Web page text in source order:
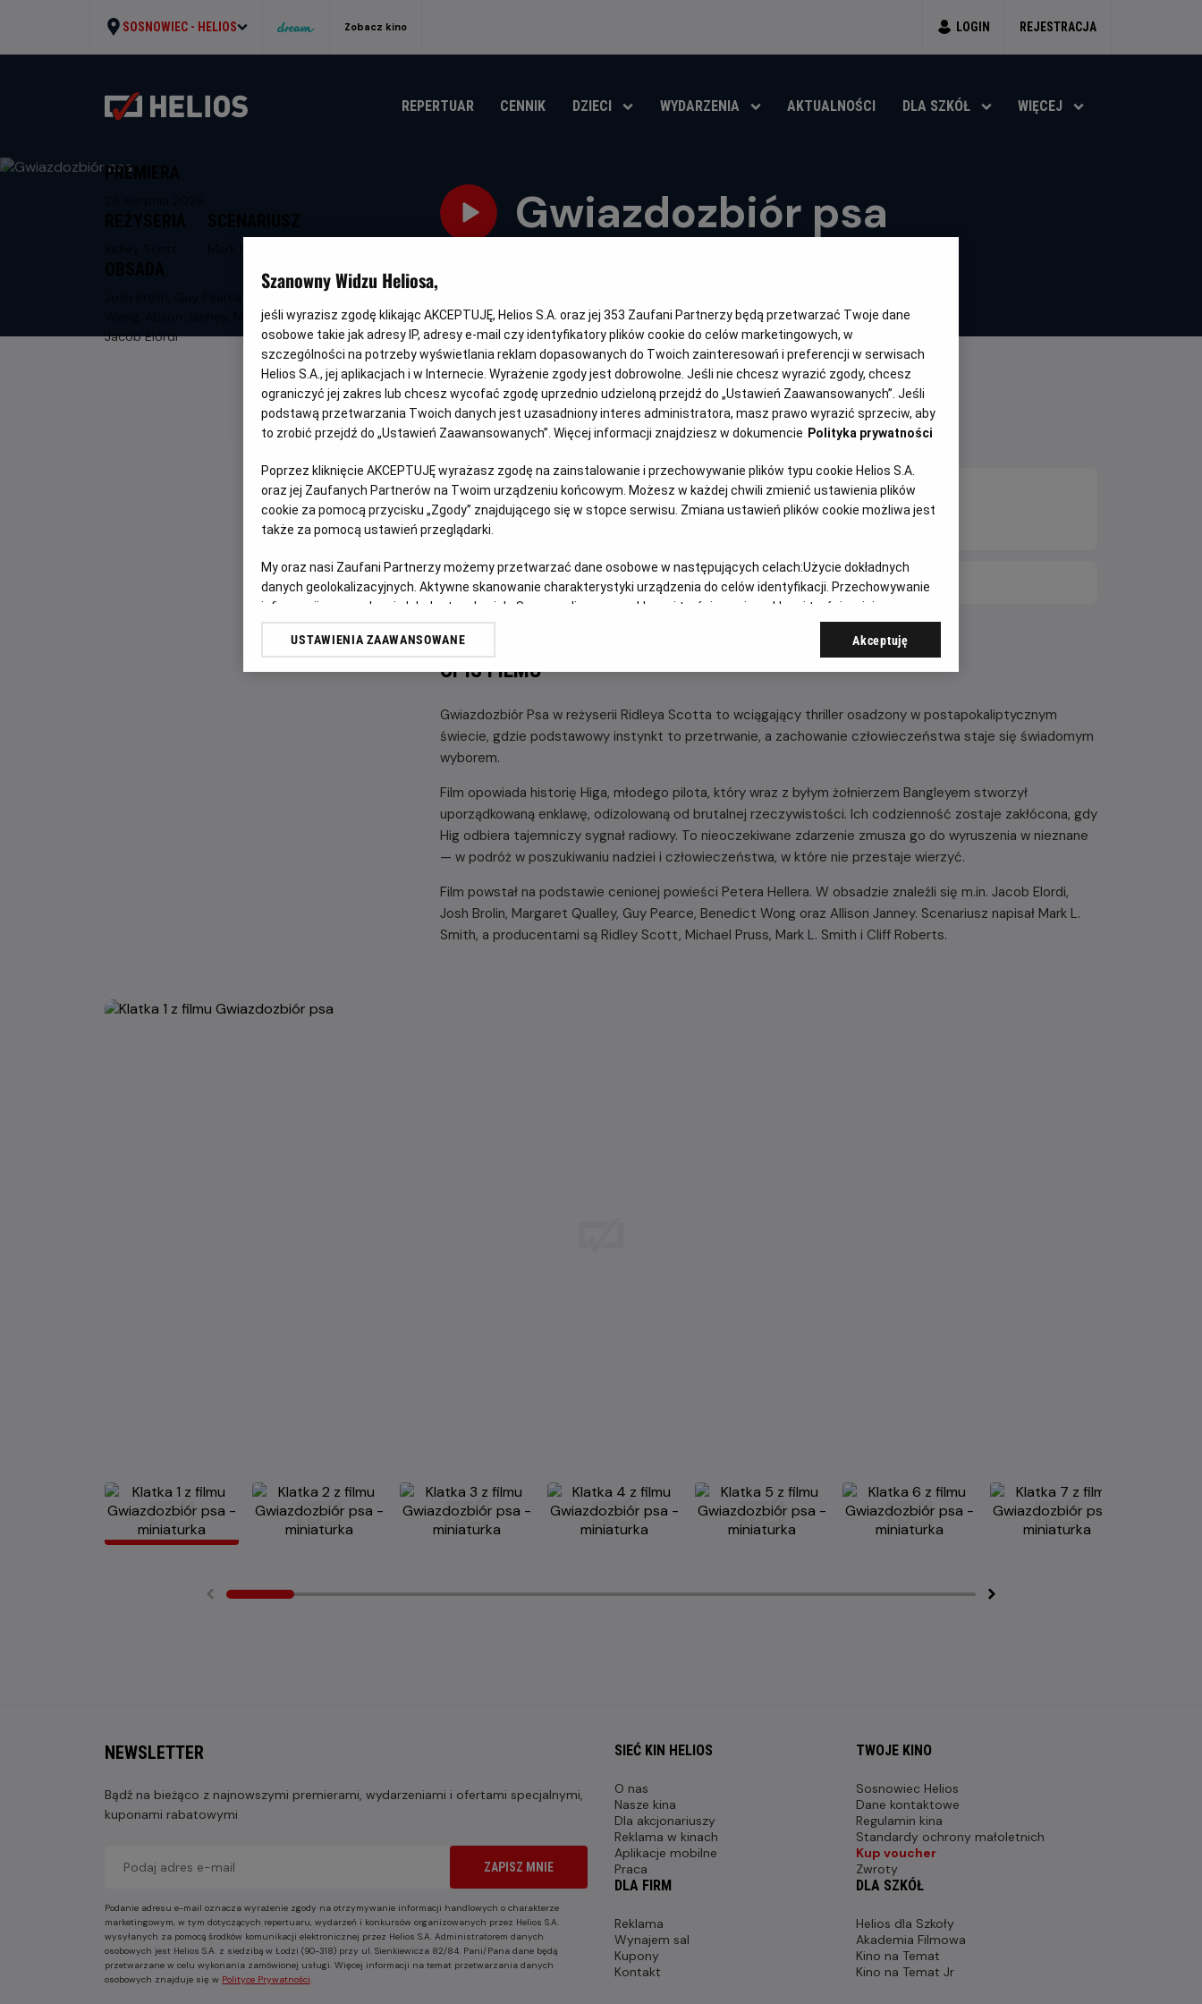
SOSNOWIEC - HELIOS Zobacz kino LOGIN REJESTRACJA
REPERTUAR CENNIK DZIECI WYDARZENIA AKTUALNOŚCI DLA SZKÓŁ WIĘCEJ
Gwiazdozbiór psa
produkcji
PREMIERA
Wong, Allison Janney, Margaret Qualley,
Jacob Elordi
NAPISY JUŻ W SPRZEDAŻY! PREMIERA
GODZINY SEANSÓW
PIĄTEK, 28 SIERPNIA 2026
PIĄTEK,
28
SIERPNIA
2026
18:30
2D, napisy
POKAŻ KOLEJNE DNI
OPIS FILMU
Gwiazdozbiór Psa w reżyserii Ridleya Scotta to wciągający thriller osadzony w postapokaliptycznym
świecie, gdzie podstawowy instynkt to przetrwanie, a zachowanie człowieczeństwa staje się świadomym
wyborem.
Film opowiada historię Higa, młodego pilota, który wraz z byłym żołnierzem Bangleyem stworzył
uporządkowaną enklawę, odizolowaną od brutalnej rzeczywistości. Ich codzienność zostaje zakłócona, gdy
Hig odbiera tajemniczy sygnał radiowy. To nieoczekiwane zdarzenie zmusza go do wyruszenia w nieznane
— w podróż w poszukiwaniu nadziei i człowieczeństwa, w które nie przestaje wierzyć.
Film powstał na podstawie cenionej powieści Petera Hellera. W obsadzie znaleźli się m.in. Jacob Elordi,
Josh Brolin, Margaret Qualley, Guy Pearce, Benedict Wong oraz Allison Janney. Scenariusz napisał Mark L.
Smith, a producentami są Ridley Scott, Michael Pruss, Mark L. Smith i Cliff Roberts.
NEWSLETTER
Bądź na bieżąco z najnowszymi premierami, wydarzeniami i ofertami specjalnymi,
kuponami rabatowymi
ZAPISZ MNIE
Podanie adresu e-mail oznacza wyrażenie zgody na otrzymywanie informacji handlowych o charakterze
marketingowym, w tym dotyczących repertuaru, wydarzeń i konkursów organizowanych przez Helios S.A.
wysyłanych za pomocą środków komunikacji elektronicznej przez Helios S.A. Administratorem danych
osobowych jest Helios S.A. z siedzibą w Łodzi (90-318) przy ul. Sienkiewicza 82/84. Pani/Pana dane będą
przetwarzane w celu wykonania zamówionej usługi. Więcej informacji na temat przetwarzania danych
osobowych znajduje się w Polityce Prywatności.
SIEĆ KIN HELIOS
O nas
Nasze kina
Dla akcjonariuszy
Reklama w kinach
Aplikacje mobilne
Praca
TWOJE KINO
Sosnowiec Helios
Dane kontaktowe
Regulamin kina
Standardy ochrony małoletnich
Kup voucher
Zwroty
DLA FIRM
Reklama
Wynajem sal
Kupony
Kontakt
DLA SZKÓŁ
Helios dla Szkoły
Akademia Filmowa
Kino na Temat
Kino na Temat Jr
Szanowny Widzu Heliosa,
jeśli wyrazisz zgodę klikając AKCEPTUJĘ, Helios S.A. oraz jej 353 Zaufani Partnerzy będą przetwarzać Twoje dane
osobowe takie jak adresy IP, adresy e-mail czy identyfikatory plików cookie do celów marketingowych, w
szczególności na potrzeby wyświetlania reklam dopasowanych do Twoich zainteresowań i preferencji w serwisach
Helios S.A., jej aplikacjach i w Internecie. Wyrażenie zgody jest dobrowolne. Jeśli nie chcesz wyrazić zgody, chcesz
ograniczyć jej zakres lub chcesz wycofać zgodę uprzednio udzieloną przejdź do „Ustawień Zaawansowanych”. Jeśli
podstawą przetwarzania Twoich danych jest uzasadniony interes administratora, masz prawo wyrazić sprzeciw, aby
to zrobić przejdź do „Ustawień Zaawansowanych”. Więcej informacji znajdziesz w dokumencie Polityka prywatności
Poprzez kliknięcie AKCEPTUJĘ wyrażasz zgodę na zainstalowanie i przechowywanie plików typu cookie Helios S.A.
oraz jej Zaufanych Partnerów na Twoim urządzeniu końcowym. Możesz w każdej chwili zmienić ustawienia plików
cookie za pomocą przycisku „Zgody” znajdującego się w stopce serwisu. Zmiana ustawień plików cookie możliwa jest
także za pomocą ustawień przeglądarki.
My oraz nasi Zaufani Partnerzy możemy przetwarzać dane osobowe w następujących celach:Użycie dokładnych
danych geolokalizacyjnych. Aktywne skanowanie charakterystyki urządzenia do celów identyfikacji. Przechowywanie
informacji na urządzeniu lub dostęp do nich. Spersonalizowane reklamy i treści, pomiar reklam i treści, opinie
odbiorców i ulepszanie usług.
USTAWIENIA ZAAWANSOWANE Akceptuję